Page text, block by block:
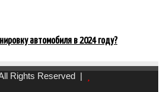
автомобиля в 2024 году?
Rights Reserved |